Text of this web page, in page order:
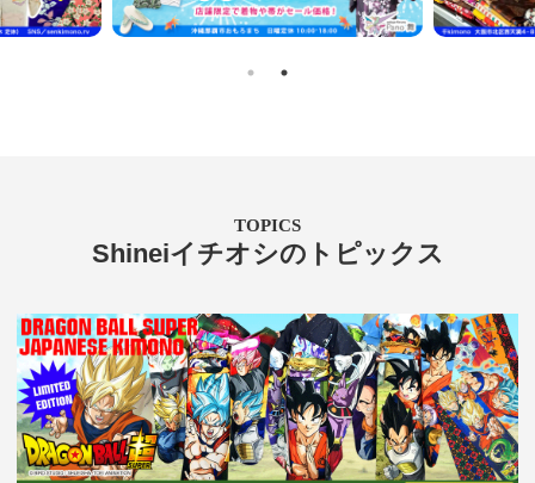
TOPICS
Shineiイチオシのトピックス